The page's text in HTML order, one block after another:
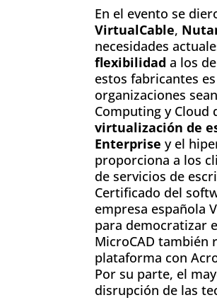
En el evento se
VirtualCable,
necesidades
flexibilidad a los
estos fabricantes
organizaciones
Computing y Cloud
virtualización de
Enterprise y el
proporciona a los
de servicios de
Certificado del
empresa española
para democratizar
MicroCAD también
plataforma con
Por su parte, el
disrupción de las